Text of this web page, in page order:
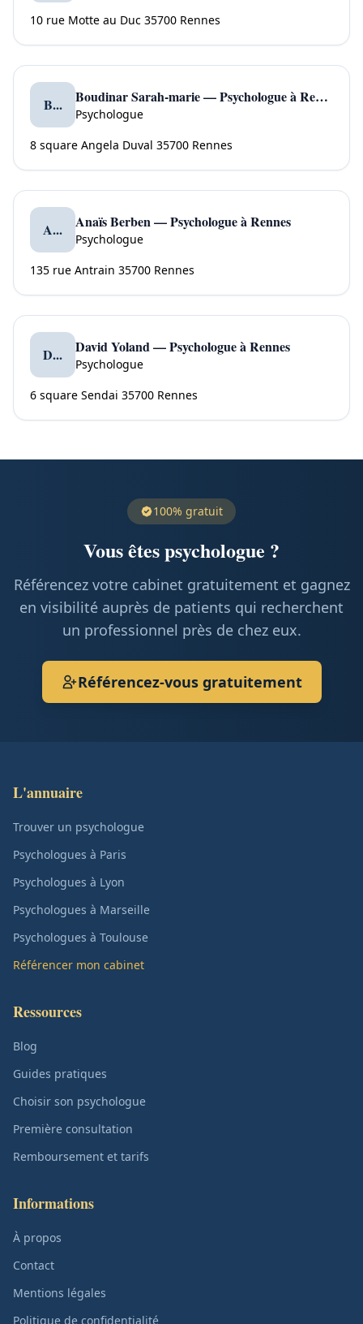
10 rue Motte au Duc 35700 Rennes
B... Boudinar Sarah-marie — Psychologue à Rennes
Psychologue
8 square Angela Duval 35700 Rennes
A... Anaïs Berben — Psychologue à Rennes
Psychologue
135 rue Antrain 35700 Rennes
D... David Yoland — Psychologue à Rennes
Psychologue
6 square Sendai 35700 Rennes
100% gratuit
Vous êtes psychologue ?
Référencez votre cabinet gratuitement et gagnez
en visibilité auprès de patients qui recherchent
un professionnel près de chez eux.
Référencez-vous gratuitement
L'annuaire
Trouver un psychologue
Psychologues à Paris
Psychologues à Lyon
Psychologues à Marseille
Psychologues à Toulouse
Référencer mon cabinet
Ressources
Blog
Guides pratiques
Choisir son psychologue
Première consultation
Remboursement et tarifs
Informations
À propos
Contact
Mentions légales
Politique de confidentialité